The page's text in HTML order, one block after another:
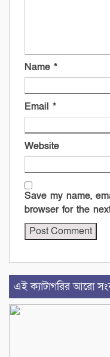
Name *
Email *
Website
Save my name,
browser for the
এই ক্যাটাগরির আরো